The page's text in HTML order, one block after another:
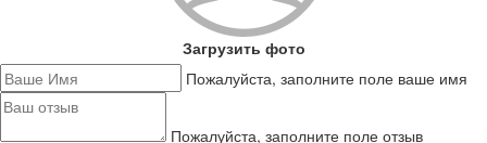
Загрузить фото
Пожалуйста, заполните поле ваше имя
Пожалуйста, заполните поле отзыв